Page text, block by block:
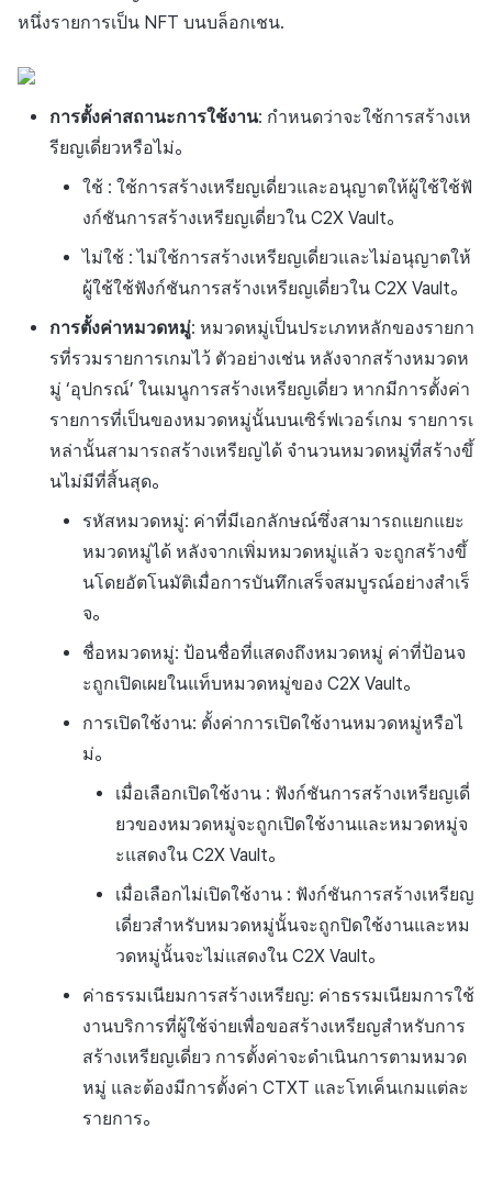
หนึ่งรายการเป็น NFT บนบล็อกเชน.
การตั้งค่าสถานะการใช้งาน: กำหนดว่าจะใช้การสร้างเห
รียญเดี่ยวหรือไม่。
ใช้ : ใช้การสร้างเหรียญเดี่ยวและอนุญาตให้ผู้ใช้ใช้ฟั
งก์ชันการสร้างเหรียญเดี่ยวใน C2X Vault。
ไม่ใช้ : ไม่ใช้การสร้างเหรียญเดี่ยวและไม่อนุญาตให้
ผู้ใช้ใช้ฟังก์ชันการสร้างเหรียญเดี่ยวใน C2X Vault。
การตั้งค่าหมวดหมู่: หมวดหมู่เป็นประเภทหลักของรายกา
รที่รวมรายการเกมไว้ ตัวอย่างเช่น หลังจากสร้างหมวดห
มู่ ‘อุปกรณ์’ ในเมนูการสร้างเหรียญเดี่ยว หากมีการตั้งค่า
รายการที่เป็นของหมวดหมู่นั้นบนเซิร์ฟเวอร์เกม รายการเ
หล่านั้นสามารถสร้างเหรียญได้ จำนวนหมวดหมู่ที่สร้างขึ้
นไม่มีที่สิ้นสุด。
รหัสหมวดหมู่: ค่าที่มีเอกลักษณ์ซึ่งสามารถแยกแยะ
หมวดหมู่ได้ หลังจากเพิ่มหมวดหมู่แล้ว จะถูกสร้างขึ้
นโดยอัตโนมัติเมื่อการบันทึกเสร็จสมบูรณ์อย่างสำเร็
จ。
ชื่อหมวดหมู่: ป้อนชื่อที่แสดงถึงหมวดหมู่ ค่าที่ป้อนจ
ะถูกเปิดเผยในแท็บหมวดหมู่ของ C2X Vault。
การเปิดใช้งาน: ตั้งค่าการเปิดใช้งานหมวดหมู่หรือไ
ม่。
เมื่อเลือกเปิดใช้งาน : ฟังก์ชันการสร้างเหรียญเดี่
ยวของหมวดหมู่จะถูกเปิดใช้งานและหมวดหมู่จ
ะแสดงใน C2X Vault。
เมื่อเลือกไม่เปิดใช้งาน : ฟังก์ชันการสร้างเหรียญ
เดี่ยวสำหรับหมวดหมู่นั้นจะถูกปิดใช้งานและหม
วดหมู่นั้นจะไม่แสดงใน C2X Vault。
ค่าธรรมเนียมการสร้างเหรียญ: ค่าธรรมเนียมการใช้
งานบริการที่ผู้ใช้จ่ายเพื่อขอสร้างเหรียญสำหรับการ
สร้างเหรียญเดี่ยว การตั้งค่าจะดำเนินการตามหมวด
หมู่ และต้องมีการตั้งค่า CTXT และโทเค็นเกมแต่ละ
รายการ。